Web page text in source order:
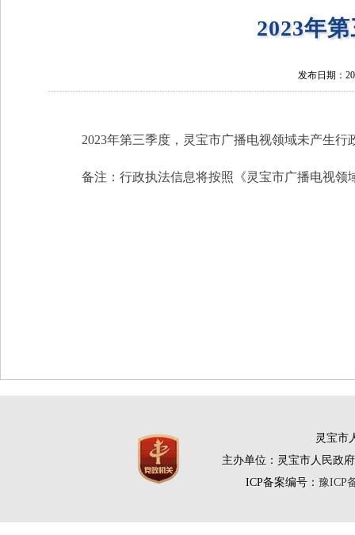
2023年
发布日期：
2023年第三季度，灵宝市广播电视领域未产生行
备注：行政执法信息将按照《灵宝市广播电视
灵宝市
主办单位：灵宝市人民政
ICP备案编号： 豫ICP